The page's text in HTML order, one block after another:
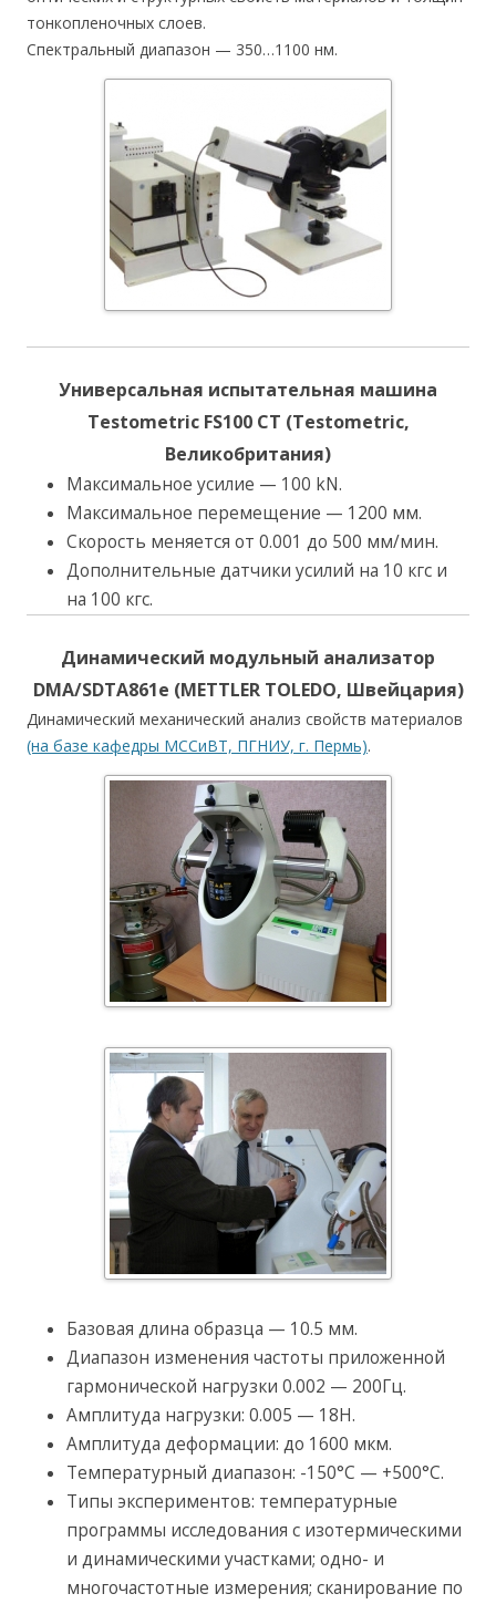
тонкопленочных слоев.
Спектральный диапазон — 350…1100 нм.
Универсальная испытательная машина
Testometric FS100 CT (Testometric,
Великобритания)
Максимальное усилие — 100 kN.
Максимальное перемещение — 1200 мм.
Скорость меняется от 0.001 до 500 мм/мин.
Дополнительные датчики усилий на 10 кгс и
на 100 кгс.
Динамический модульный анализатор
DMA/SDTA861e (METTLER TOLEDO, Швейцария)
Динамический механический анализ свойств материалов
(на базе кафедры МССиВТ, ПГНИУ, г. Пермь).
Базовая длина образца — 10.5 мм.
Диапазон изменения частоты приложенной
гармонической нагрузки 0.002 — 200Гц.
Амплитуда нагрузки: 0.005 — 18Н.
Амплитуда деформации: до 1600 мкм.
Температурный диапазон: -150°C — +500°C.
Типы экспериментов: температурные
программы исследования с изотермическими
и динамическими участками; одно- и
многочастотные измерения; сканирование по